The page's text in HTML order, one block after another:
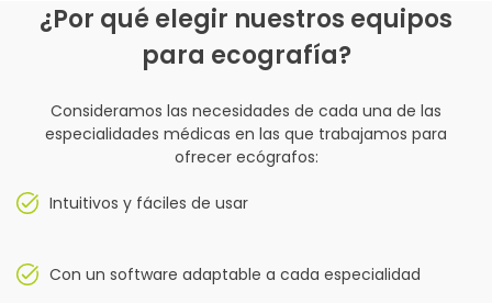
¿Por qué elegir nuestros equipos
para ecografía?
Consideramos las necesidades de cada una de las
especialidades médicas en las que trabajamos para
ofrecer ecógrafos:
Intuitivos y fáciles de usar
Con un software adaptable a cada especialidad